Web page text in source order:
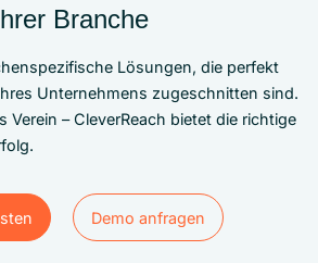
Branche
Lösungen, die perfekt
Unternehmens zugeschnitten sind.
Verein – CleverReach bietet die richtige
Demo anfragen
Demo anfragen